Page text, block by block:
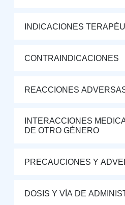
INDICACIONES
CONTRAINDICACIONES
REACCIONES
INTERACCIONES
DE OTRO GÉNERO
PRECAUCIONES Y
DOSIS Y VÍA DE